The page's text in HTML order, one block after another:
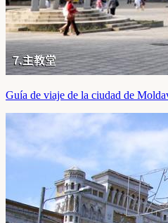
Guía de viaje de la ciudad de